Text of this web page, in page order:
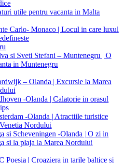
utile pentru vacanta in Malta
Carlo- Monaco | Locul in care luxul
si Sveti Stefani – Muntenegru | O
in Muntenegru
– Olanda | Excursie la Marea
-Olanda | Calatorie in orasul
-Olanda | Atractiile turistice
Nordului
si Scheveningen -Olanda | O zi in
si la plaja la Marea Nordului
Poesia | Croaziera in tarile baltice si